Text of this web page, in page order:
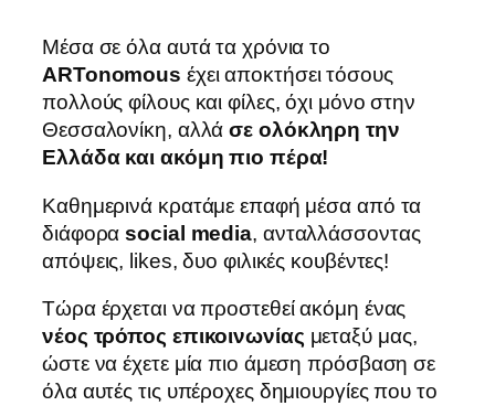
Μέσα σε όλα αυτά τα χρόνια το
ARTonomous έχει αποκτήσει τόσους
πολλούς φίλους και φίλες, όχι μόνο στην
Θεσσαλονίκη, αλλάσε ολόκληρη την
Ελλάδα και ακόμη πιο πέρα!
Καθημερινά κρατάμε επαφή μέσα από τα
διάφοραsocial media, ανταλλάσσοντας
απόψεις, likes, δυο φιλικές κουβέντες!
Τώρα έρχεται να προστεθεί ακόμη ένας
νέος τρόπος επικοινωνίας μεταξύ μας,
ώστε να έχετε μία πιο άμεση πρόσβαση σε
όλα αυτές τις υπέροχες δημιουργίες που το